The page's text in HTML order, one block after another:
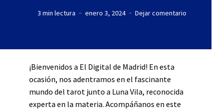
3 min lectura enero 3, 2024 Dejar comentario
¡Bienvenidos a El Digital de Madrid! En esta
ocasión, nos adentramos en el fascinante
mundo del tarot junto a Luna Vila, reconocida
experta en la materia. Acompáñanos en este